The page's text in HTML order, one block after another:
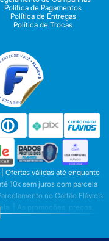
Política de Pagamentos
Política de Entregas
Política de Trocas
Ofertas válidas até enquanto
10x sem juros com parcela
no Cartão Flávio’s:
| As promoções, preços,
apenas para compras